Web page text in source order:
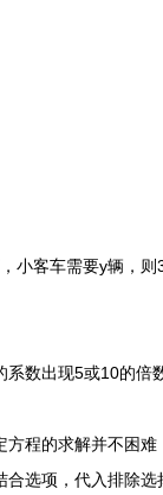
客车需要y辆，则
出现5或10的倍
的求解并不困难
选项，代入排除